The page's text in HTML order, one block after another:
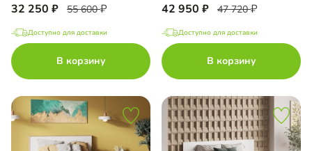
32 250 55 600
Доступно для доставки
В корзину
42 950 47 720
Доступно для доставки
В корзину